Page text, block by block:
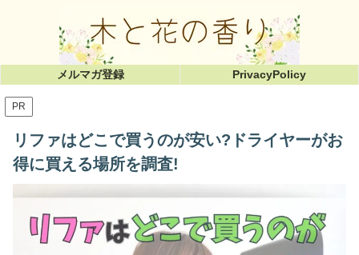
メルマガ登録 PrivacyPolicy
PR
リファはどこで買うのが安い?ドライヤーがお
得に買える場所を調査!